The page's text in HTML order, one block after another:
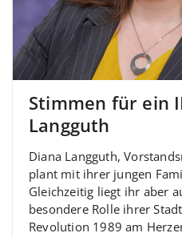
Stimmen für ein
Langguth
Diana Langguth,
plant mit ihrer jungen
Gleichzeitig liegt ihr aber
besondere Rolle ihrer
Revolution 1989 am